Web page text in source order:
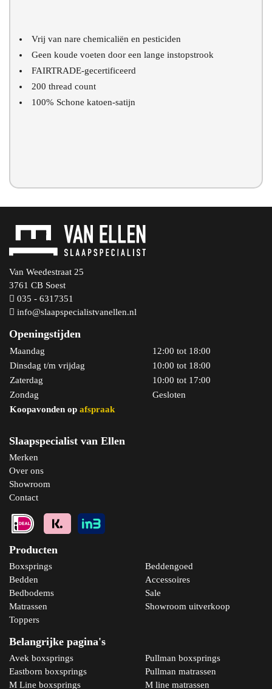
Vrij van nare chemicaliën en pesticiden
Geen koude voeten door een lange instopstrook
FAIRTRADE-gecertificeerd
200 thread count
100% Schone katoen-satijn
Van Weedestraat 25
3761 CB Soest
035 - 6317351
info@slaapspecialistvanellen.nl
Openingstijden
Maandag
12:00 tot 18:00
Dinsdag t/m vrijdag
10:00 tot 18:00
Zaterdag
10:00 tot 17:00
Zondag
Gesloten
Koopavonden op afspraak
Slaapspecialist van Ellen
Merken
Over ons
Showroom
Contact
Producten
Boxsprings
Bedden
Bedbodems
Matrassen
Toppers
Beddengoed
Accessoires
Sale
Showroom uitverkoop
Belangrijke pagina's
Avek boxsprings
Eastborn boxsprings
M Line boxsprings
Pullman boxsprings
Pullman matrassen
M line matrassen